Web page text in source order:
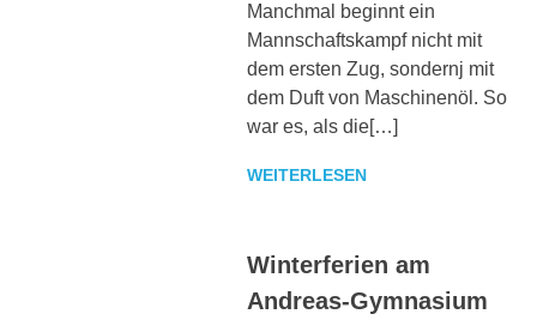
Manchmal beginnt ein
Mannschaftskampf nicht mit
dem ersten Zug, sondernj mit
dem Duft von Maschinenöl. So
war es, als die[…]
WEITERLESEN
Winterferien am
Andreas-Gymnasium